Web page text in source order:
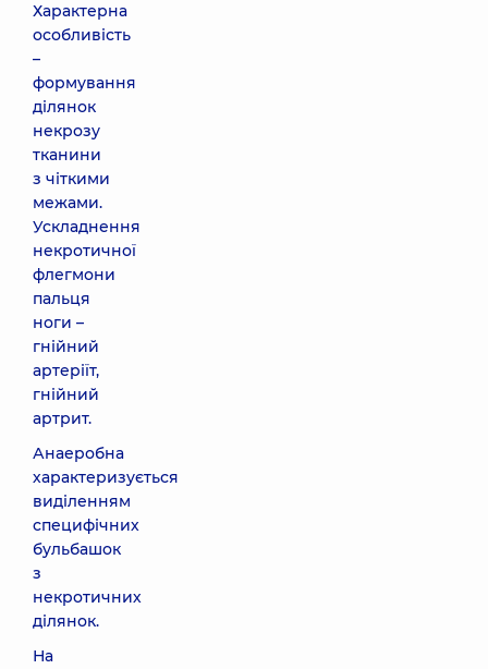
Характерна
особливість
–
формування
ділянок
некрозу
тканини
з чіткими
межами.
Ускладнення
некротичної
флегмони
пальця
ноги –
гнійний
артеріїт,
гнійний
артрит.
Анаеробна
характеризується
виділенням
специфічних
бульбашок
з
некротичних
ділянок.
На